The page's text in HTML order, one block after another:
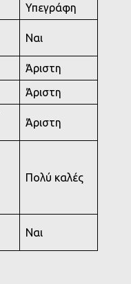
Υπεγράφη
Ναι
Άριστη
Άριστη
Άριστη
Πολύ καλές
Ναι